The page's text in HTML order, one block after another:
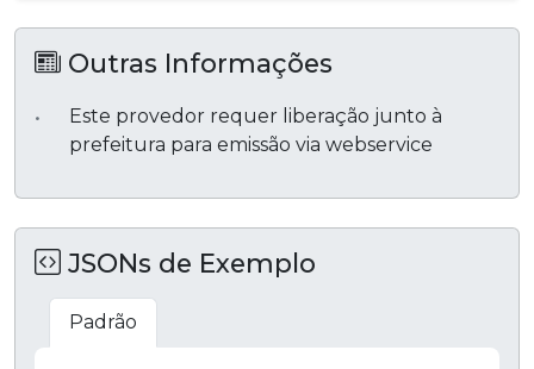
Outras Informações
Este provedor requer liberação junto à
prefeitura para emissão via webservice
JSONs de Exemplo
Padrão